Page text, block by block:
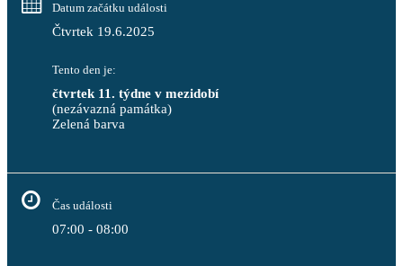
Datum začátku události
Čtvrtek 19.6.2025
Tento den je:
čtvrtek 11. týdne v mezidobí
(nezávazná památka)
Zelená barva
Čas události
07:00 - 08:00